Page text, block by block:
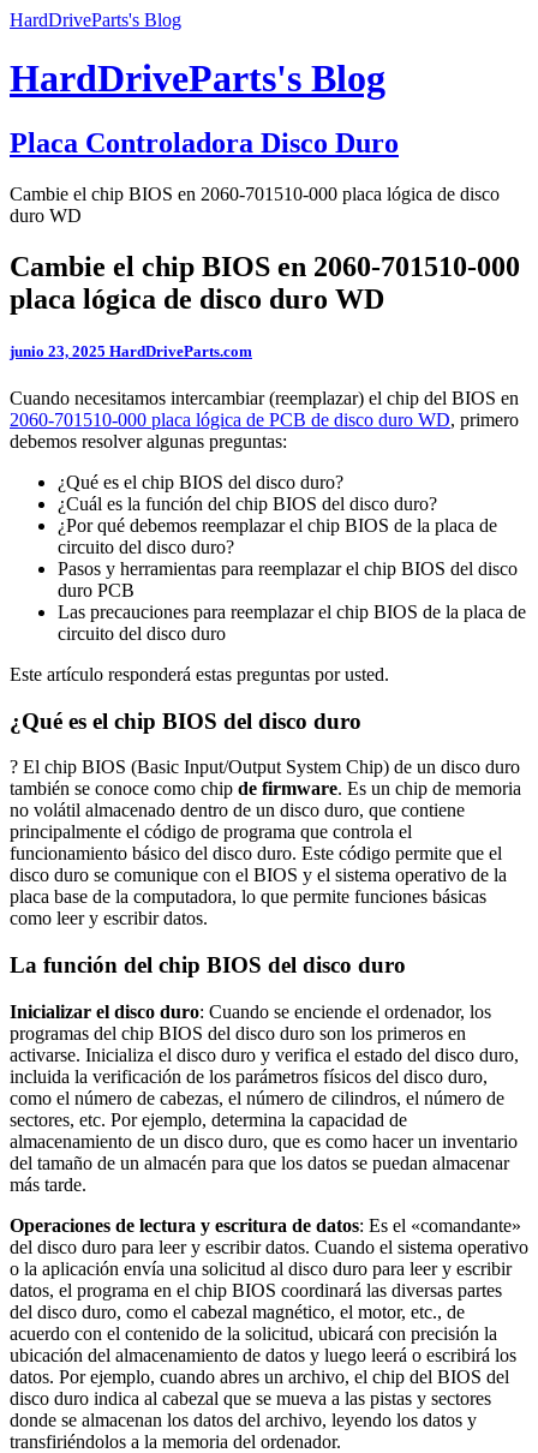
HardDriveParts's Blog
HardDriveParts's Blog
Placa Controladora Disco Duro
Cambie el chip BIOS en 2060-701510-000 placa lógica de disco
duro WD
Cambie el chip BIOS en 2060-701510-000
placa lógica de disco duro WD
junio 23, 2025 HardDriveParts.com
Cuando necesitamos intercambiar (reemplazar) el chip del BIOS en
2060-701510-000 placa lógica de PCB de disco duro WD, primero
debemos resolver algunas preguntas:
¿Qué es el chip BIOS del disco duro?
¿Cuál es la función del chip BIOS del disco duro?
¿Por qué debemos reemplazar el chip BIOS de la placa de
circuito del disco duro?
Pasos y herramientas para reemplazar el chip BIOS del disco
duro PCB
Las precauciones para reemplazar el chip BIOS de la placa de
circuito del disco duro
Este artículo responderá estas preguntas por usted.
¿Qué es el chip BIOS del disco duro
? El chip BIOS (Basic Input/Output System Chip) de un disco duro
también se conoce como chip de firmware. Es un chip de memoria
no volátil almacenado dentro de un disco duro, que contiene
principalmente el código de programa que controla el
funcionamiento básico del disco duro. Este código permite que el
disco duro se comunique con el BIOS y el sistema operativo de la
placa base de la computadora, lo que permite funciones básicas
como leer y escribir datos.
La función del chip BIOS del disco duro
Inicializar el disco duro: Cuando se enciende el ordenador, los
programas del chip BIOS del disco duro son los primeros en
activarse. Inicializa el disco duro y verifica el estado del disco duro,
incluida la verificación de los parámetros físicos del disco duro,
como el número de cabezas, el número de cilindros, el número de
sectores, etc. Por ejemplo, determina la capacidad de
almacenamiento de un disco duro, que es como hacer un inventario
del tamaño de un almacén para que los datos se puedan almacenar
más tarde.
Operaciones de lectura y escritura de datos: Es el «comandante»
del disco duro para leer y escribir datos. Cuando el sistema operativo
o la aplicación envía una solicitud al disco duro para leer y escribir
datos, el programa en el chip BIOS coordinará las diversas partes
del disco duro, como el cabezal magnético, el motor, etc., de
acuerdo con el contenido de la solicitud, ubicará con precisión la
ubicación del almacenamiento de datos y luego leerá o escribirá los
datos. Por ejemplo, cuando abres un archivo, el chip del BIOS del
disco duro indica al cabezal que se mueva a las pistas y sectores
donde se almacenan los datos del archivo, leyendo los datos y
transfiriéndolos a la memoria del ordenador.